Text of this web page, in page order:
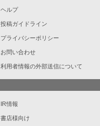
ヘルプ
投稿ガイドライン
プライバシーポリシー
お問い合わせ
利用者情報の外部送信について
IR情報
書店様向け